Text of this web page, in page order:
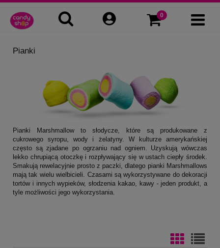
Pianki
Pianki Marshmallow to słodycze, które są produkowane z
cukrowego syropu, wody i żelatyny. W kulturze amerykańskiej
często są zjadane po ogrzaniu nad ogniem. Uzyskują wówczas
lekko chrupiącą otoczkę i rozpływający się w ustach ciepły środek.
Smakują rewelacyjnie prosto z paczki, dlatego pianki Marshmallows
mają tak wielu wielbicieli. Czasami są wykorzystywane do dekoracji
tortów i innych wypieków, słodzenia kakao, kawy - jeden produkt, a
tyle możliwości jego wykorzystania.